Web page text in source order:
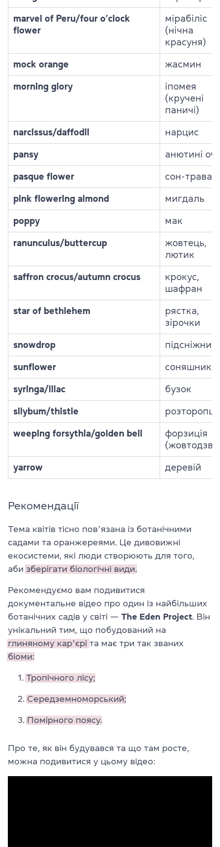
marvel of Peru/four o’clock
flower
мірабіліс
(нічна
красуня)
mock orange жасмин
morning glory
іпомея
(кручені
паничі)
narcissus/daffodil нарцис
pansy анютині очі
pasque flower сон-трава
pink flowering almond мигдаль
poppy мак
ranunculus/buttercup
жовтець,
лютик
saffron crocus/autumn crocus
крокус,
шафран
star of bethlehem
рястка,
зірочки
snowdrop підсніжник
sunflower соняшник
syringa/lilac бузок
silybum/thistle
weeping forsythia/golden bell
форзиція
yarrow деревій
Рекомендації
Тема квітів тісно повʼязана із ботанічними
садами та оранжереями. Це дивовижні
екосистеми, які люди створюють для того,
аби зберігати біологічні види.
Рекомендуємо вам подивитися
документальне відео про один із найбільших
ботанічних садів у світі — The Eden Project . Він
унікальний тим, що побудований на
глиняному карʼєрі та має три так званих
біоми:
Тропічного лісу;
Середземноморський;
Помірного поясу.
Про те, як він будувався та що там росте,
можна подивитися у цьому відео: